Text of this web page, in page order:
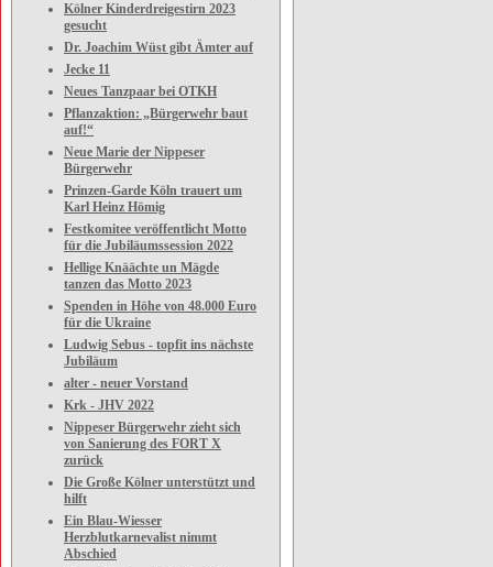
Kölner Kinderdreigestirn 2023
gesucht
Dr. Joachim Wüst gibt Ämter auf
Jecke 11
Neues Tanzpaar bei OTKH
Pflanzaktion: „Bürgerwehr baut
auf!“
Neue Marie der Nippeser
Bürgerwehr
Prinzen-Garde Köln trauert um
Karl Heinz Hömig
Festkomitee veröffentlicht Motto
für die Jubiläumssession 2022
Hellige Knäächte un Mägde
tanzen das Motto 2023
Spenden in Höhe von 48.000 Euro
für die Ukraine
Ludwig Sebus - topfit ins nächste
Jubiläum
alter - neuer Vorstand
Krk - JHV 2022
Nippeser Bürgerwehr zieht sich
von Sanierung des FORT X
zurück
Die Große Kölner unterstützt und
hilft
Ein Blau-Wiesser
Herzblutkarnevalist nimmt
Abschied